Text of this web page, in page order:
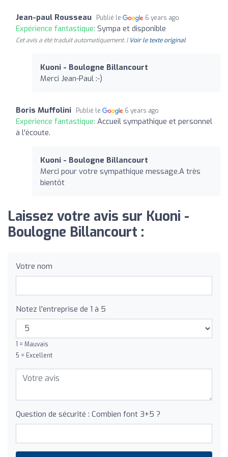
Jean-paul Rousseau Publié le 6 years ago
Expérience fantastique: Sympa et disponible
Cet avis a été traduit automatiquement. | Voir le texte original
Kuoni - Boulogne Billancourt
Merci Jean-Paul :-)
Boris Muffolini Publié le 6 years ago
Expérience fantastique: Accueil sympathique et personnel
à l'écoute.
Kuoni - Boulogne Billancourt
Merci pour votre sympathique message.A très
bientôt
Laissez votre avis sur Kuoni -
Boulogne Billancourt :
Votre nom
Notez l'entreprise de 1 à 5
1 = Mauvais
5 = Excellent
Question de sécurité : Combien font 3+5 ?